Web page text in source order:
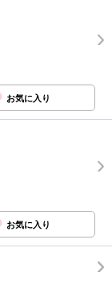
お気に入り
お気に入り